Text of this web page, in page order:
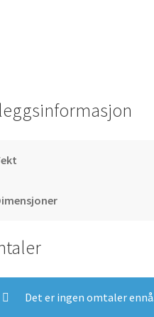
Det er ingen omtaler ennå.